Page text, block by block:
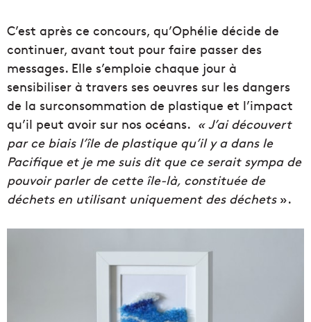
C’est après ce concours, qu’Ophélie décide de
continuer, avant tout pour faire passer des
messages. Elle s’emploie chaque jour à
sensibiliser à travers ses oeuvres sur les dangers
de la surconsommation de plastique et l’impact
qu’il peut avoir sur nos océans. « J’ai découvert
par ce biais l’île de plastique qu’il y a dans le
Pacifique et je me suis dit que ce serait sympa de
pouvoir parler de cette île-là, constituée de
déchets en utilisant uniquement des déchets».